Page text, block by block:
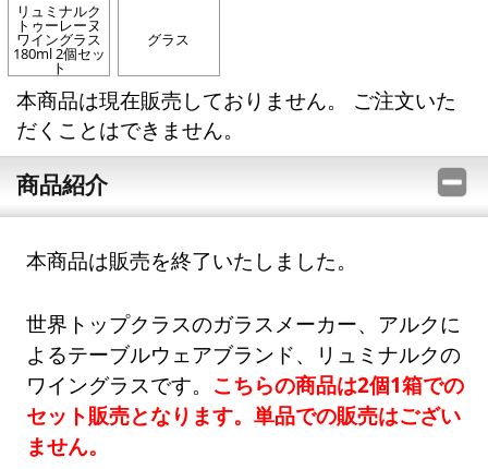
リュミナルク
トゥーレーヌ
ワイングラス
180ml 2個セッ
ト
グラス
本商品は現在販売しておりません。 ご注文いた
だくことはできません。
商品紹介
本商品は販売を終了いたしました。
世界トップクラスのガラスメーカー、アルクに
よるテーブルウェアブランド、リュミナルクの
ワイングラスです。 こちらの商品は2個1箱での
セット販売となります。単品での販売はござい
ません。